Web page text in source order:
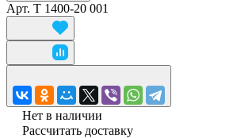
Арт. T 1400-20 001
Нет в наличии
Рассчитать доставку